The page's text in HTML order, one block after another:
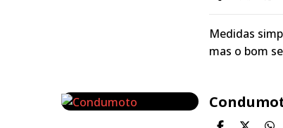
Medidas
mas o bom